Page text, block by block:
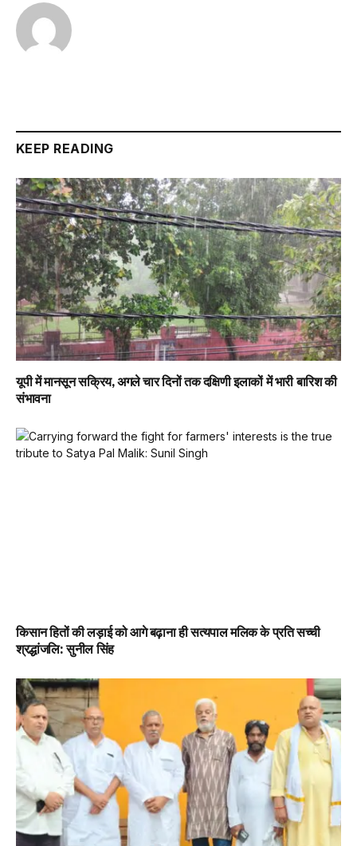
KEEP READING
यूपी में मानसून सक्रिय, अगले चार दिनों तक दक्षिणी इलाकों में भारी बारिश की
संभावना
किसान हितों की लड़ाई को आगे बढ़ाना ही सत्यपाल मलिक के प्रति सच्ची
श्रद्धांजलि: सुनील सिंह